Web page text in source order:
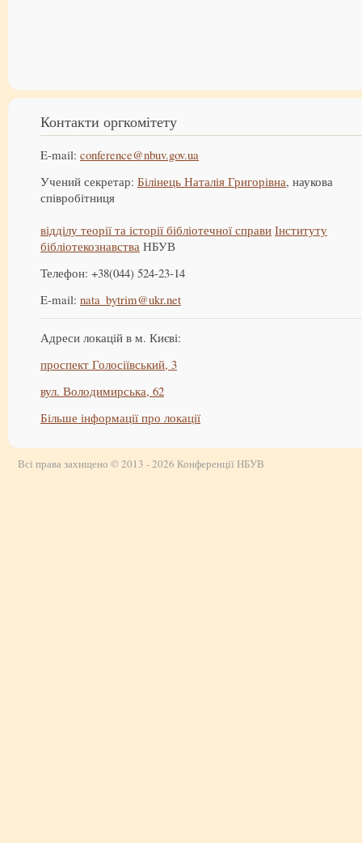
Контакти оргкомітету
E-mail: conference@nbuv.gov.ua
Учений секретар: Білінець Наталія Григорівна, наукова
співробітниця
відділу теорії та історії бібліотечної справи Інституту
бібліотекознавства НБУВ
Телефон: +38(044) 524-23-14
E-mail: nata_bytrim@ukr.net
Адреси локацій в м. Києві:
проспект Голосіївський, 3
вул. Володимирська, 62
Більше інформації про локації
Всі права захищено © 2013 - 2026 Конференції НБУВ